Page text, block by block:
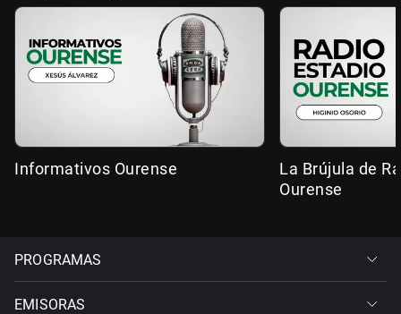
Informativos Ourense
La Brújula de
Ourense
PROGRAMAS
EMISORAS